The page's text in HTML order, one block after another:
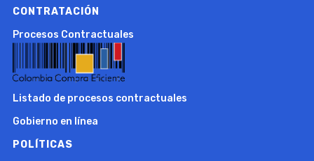
CONTRATACIÓN
Procesos Contractuales
Listado de procesos contractuales
Gobierno en línea
POLÍTICAS